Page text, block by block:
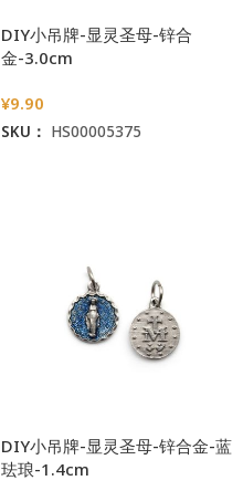
DIY小吊牌-显灵圣母-锌合
金-3.0cm
¥9.90
SKU： HS00005375
DIY小吊牌-显灵圣母-锌合金-蓝
珐琅-1.4cm